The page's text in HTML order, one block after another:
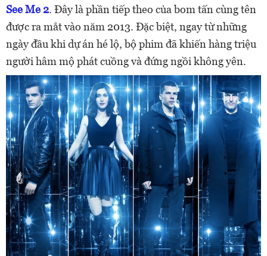
See Me 2. Đây là phần tiếp theo của bom tấn cùng tên
được ra mắt vào năm 2013. Đặc biệt, ngay từ những
ngày đầu khi dự án hé lộ, bộ phim đã khiến hàng triệu
người hâm mộ phát cuồng và đứng ngồi không yên.